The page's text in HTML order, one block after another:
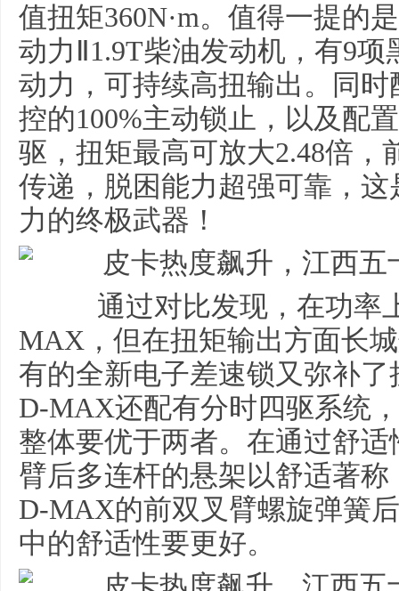
值扭矩360N·m。值得一提的
动力Ⅱ1.9T柴油发动机，有9
动力，可持续高扭输出。同
控的100%主动锁止，以及配
驱，扭矩最高可放大2.48倍，
传递，脱困能力超强可靠，
力的终极武器！
通过对比发现，在功率
MAX，但在扭矩输出方面长
有的全新电子差速锁又弥补
D-MAX还配有分时四驱系统
整体要优于两者。在通过舒
臂后多连杆的悬架以舒适著
D-MAX的前双叉臂螺旋弹簧
中的舒适性要更好。